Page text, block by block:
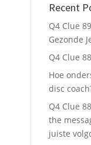
Recent
Q4 Clue
Gezonde
Q4 Clue
Hoe
disc
Q4 Clue
the
juiste